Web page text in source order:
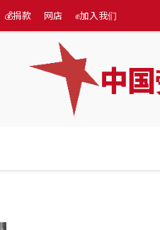
💰捐款 网店 ✊加入我们
中